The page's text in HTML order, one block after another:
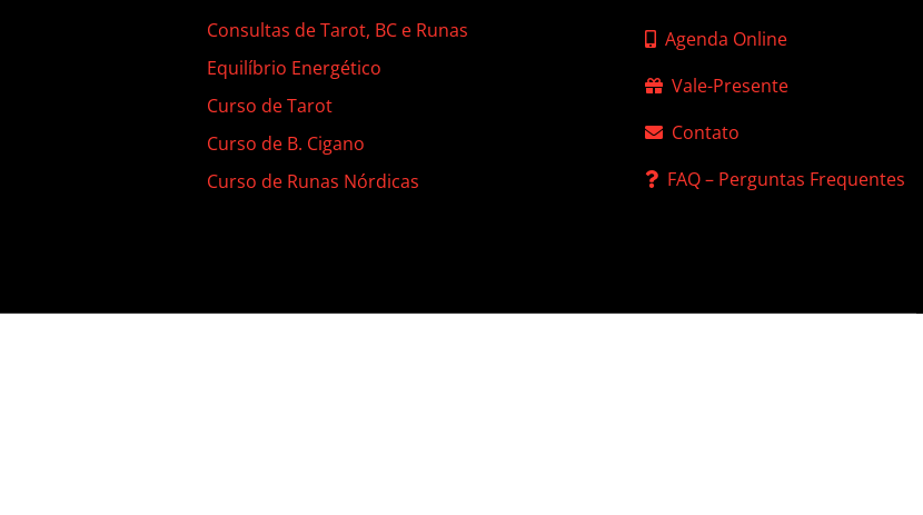
Consultas de Tarot, BC e Runas
Equilíbrio Energético
Curso de Tarot
Curso de B. Cigano
Curso de Runas Nórdicas
Agenda Online
Vale-Presente
Contato
FAQ – Perguntas Frequentes